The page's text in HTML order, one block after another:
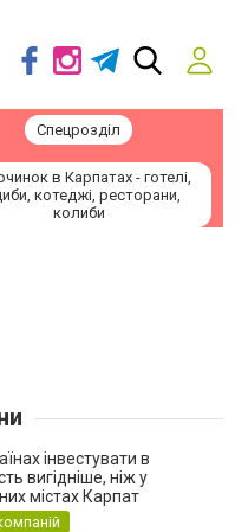
Спецрозділ
в Карпатах - готелі,
котеджі, ресторани,
колиби
інвестувати в
вигідніше, ніж у
містах Карпат